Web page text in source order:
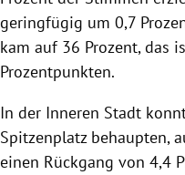
geringfügig um 0,7
kam auf 36 Prozent, das
Prozentpunkten.
In der Inneren Stadt
Spitzenplatz behaupten,
einen Rückgang von 4,4